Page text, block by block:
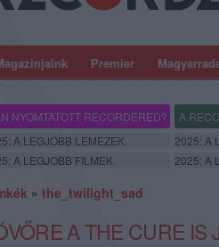
Premier
NYOMTATOTT RECORDERED? A
A LEGJOBB LEMEZEK.
2025: A
A LEGJOBB FILMEK.
2025: A
» the_twilight_sad
A THE CURE IS